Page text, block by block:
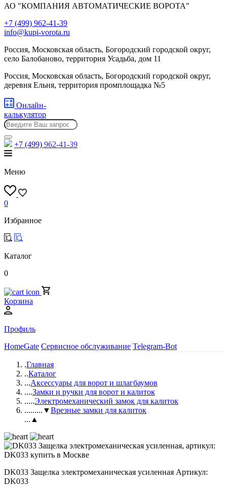
АО "КОМПАНИЯ АВТОМАТИЧЕСКИЕ ВОРОТА"
+7 (499) 962-41-39
info@kupi-vorota.ru
Россия, Московская область, Богородский городской округ,
село Балобаново, территория Усадьба, дом 11
Россия, Московская область, Богородский городской округ,
деревня Ельня, территория промплощадка №5
Онлайн-
калькулятор
+7 (499) 962-41-39
Меню
0
Избранное
Каталог
0
Корзина
Профиль
HomeGate Сервисное обслуживание Telegram-Bot
.Главная
..Каталог
...Аксессуары для ворот и шлагбаумов
....Замки и ручки для ворот и калиток
.....Электромеханический замок для калиток
.........▼Врезные замки для калиток
...▲
DK033 Защелка электромеханическая усиленная Артикул:
DK033